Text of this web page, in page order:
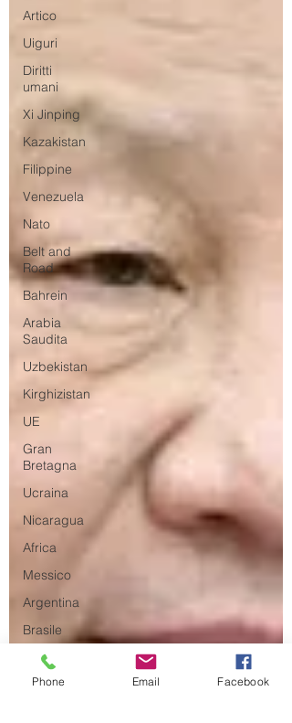
Artico
Uiguri
Diritti
umani
Xi Jinping
Kazakistan
Filippine
Venezuela
Nato
Belt and
Road
Bahrein
Arabia
Saudita
Uzbekistan
Kirghizistan
UE
Gran
Bretagna
Ucraina
Nicaragua
Africa
Messico
Argentina
Brasile
Intelligenza
Artificiale
Phone Email Facebook